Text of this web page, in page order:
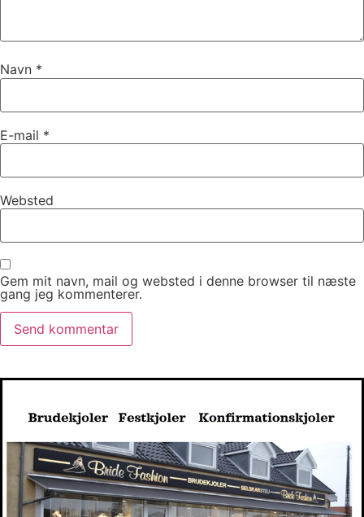
Navn *
E-mail *
Websted
Gem mit navn, mail og websted i denne browser til næste
gang jeg kommenterer.